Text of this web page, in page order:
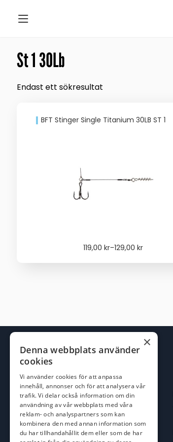
St 1 30Lb
Endast ett sökresultat
BFT Stinger Single Titanium 30LB ST 1
119,00kr–129,00kr
Price
×
Denna webbplats använder
cookies
Vi använder cookies för att anpassa
innehåll, annonser och för att analysera vår
trafik. Vi delar också information om din
användning av vår webbplats med våra
reklam- och analyspartners som kan
kombinera den med annan information som
du har tillhandahållit dem eller som de har